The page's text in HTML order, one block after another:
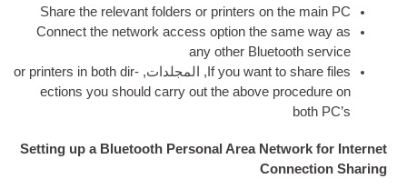
Share the rel­ev­ant folders or print­ers on
Con­nect the net­work access option the
any oth­er
If you want , المجلدات,or print­ers in both dir­
ec­tions you should carry out the above
Setting up a Bluetooth Personal Area